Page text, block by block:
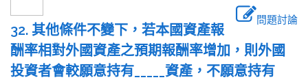
問題討論
32. 其他條件不變下，若本國資產報
酬率相對外國資產之預期報酬率增加，則外國
投資者會較願意持有_____資產，不願意持有